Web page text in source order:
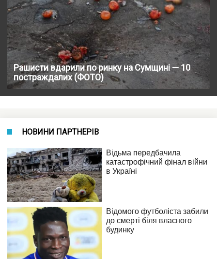
Рашисти вдарили по ринку на Сумщині — 10
постраждалих (ФОТО)
НОВИНИ ПАРТНЕРІВ